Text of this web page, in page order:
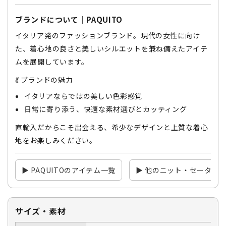
ブランドについて｜PAQUITO
イタリア発のファッションブランド。現代の女性に向け
た、着心地の良さと美しいシルエットを兼ね備えたアイテ
ムを展開しています。
💃 ブランドの魅力
イタリアならではの美しい色彩感覚
日常に寄り添う、快適な素材選びとカッティング
直輸入だからこそ出会える、希少なデザインと上質な着心
地をお楽しみください。
▶ PAQUITOのアイテム一覧 ▶ 他のニット・セーター
サイズ・素材